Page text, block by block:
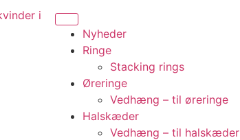
Nyheder
Ringe
Stacking rings
Øreringe
Vedhæng – til øreringe
Halskæder
Vedhæng – til halskæder